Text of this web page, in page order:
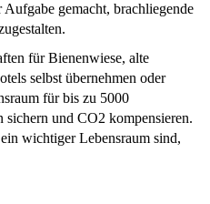
gemacht, brachliegende
für Bienenwiese, alte
selbst übernehmen oder
für bis zu 5000
sichern und CO2 kompensieren.
wichtiger Lebensraum sind,